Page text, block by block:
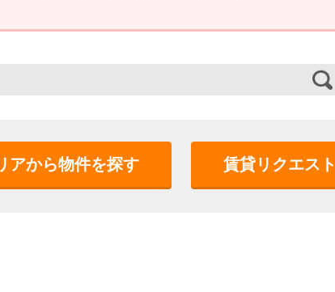
アから物件を探す 賃貸リクエスト